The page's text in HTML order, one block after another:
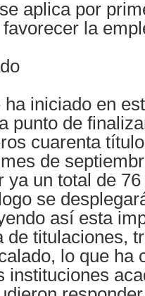
aplica por
la
iniciado en
punto de
cuarenta
de
ya un total de
se
así esta
de titulaciones,
lo que ha
instituciones